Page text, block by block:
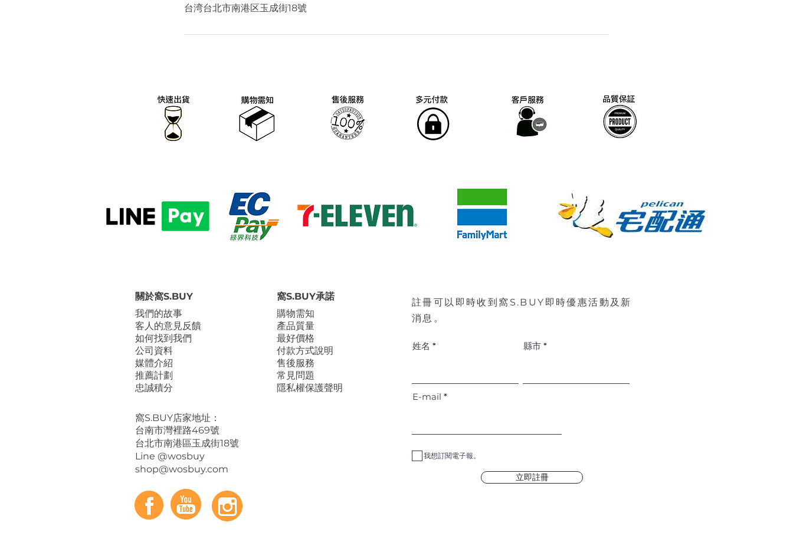
台湾台北市南港区玉成街18號
關於窩S.BUY
我們的故事
客人的意見反饋
如何找到我們
公司資料
媒體介紹
推薦計劃
忠誠積分
窩S.BUY承諾
​購物需知
產品質量
最好價格
付款方式說明
售後服務
常見問題
隱私權保護聲明
​窩S.BUY店家地址：
台南市灣裡路469號
台北市南港區玉成街18號
Line @wosbuy
shop@wosbuy.com
註冊可以即時收到窩S.BUY即時優惠活動及新
消息。
姓名 縣市
E-mail
我想訂閱電子報。
立即註冊